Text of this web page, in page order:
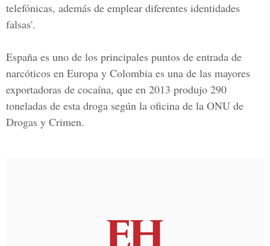
telefónicas, además de emplear diferentes identidades
falsas'.
España es uno de los principales puntos de entrada de
narcóticos en Europa y Colombia es una de las mayores
exportadoras de cocaína, que en 2013 produjo 290
toneladas de esta droga según la oficina de la ONU de
Drogas y Crimen.